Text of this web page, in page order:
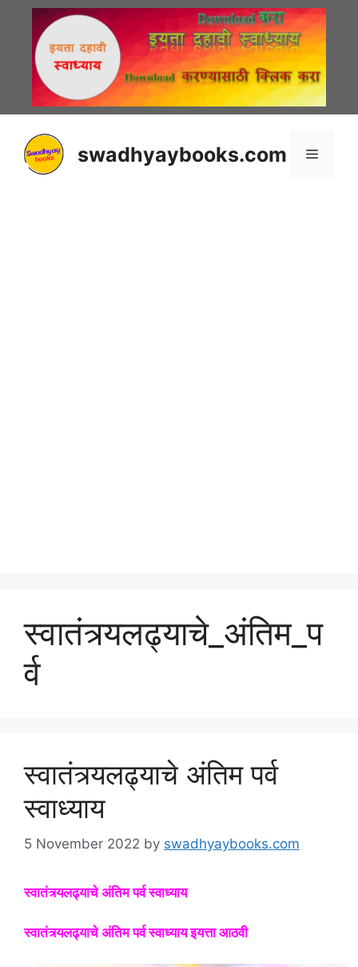
content
swadhyaybooks.com Menu
स्वातंत्र्यलढ्याचे_अंतिम_प
र्व
स्वातंत्र्यलढ्याचे अंतिम पर्व
स्वाध्याय
5 November 2022 by swadhyaybooks.com
स्वातंत्र्यलढ्याचे अंतिम पर्व स्वाध्याय
स्वातंत्र्यलढ्याचे अंतिम पर्व स्वाध्याय इयत्ता आठवी